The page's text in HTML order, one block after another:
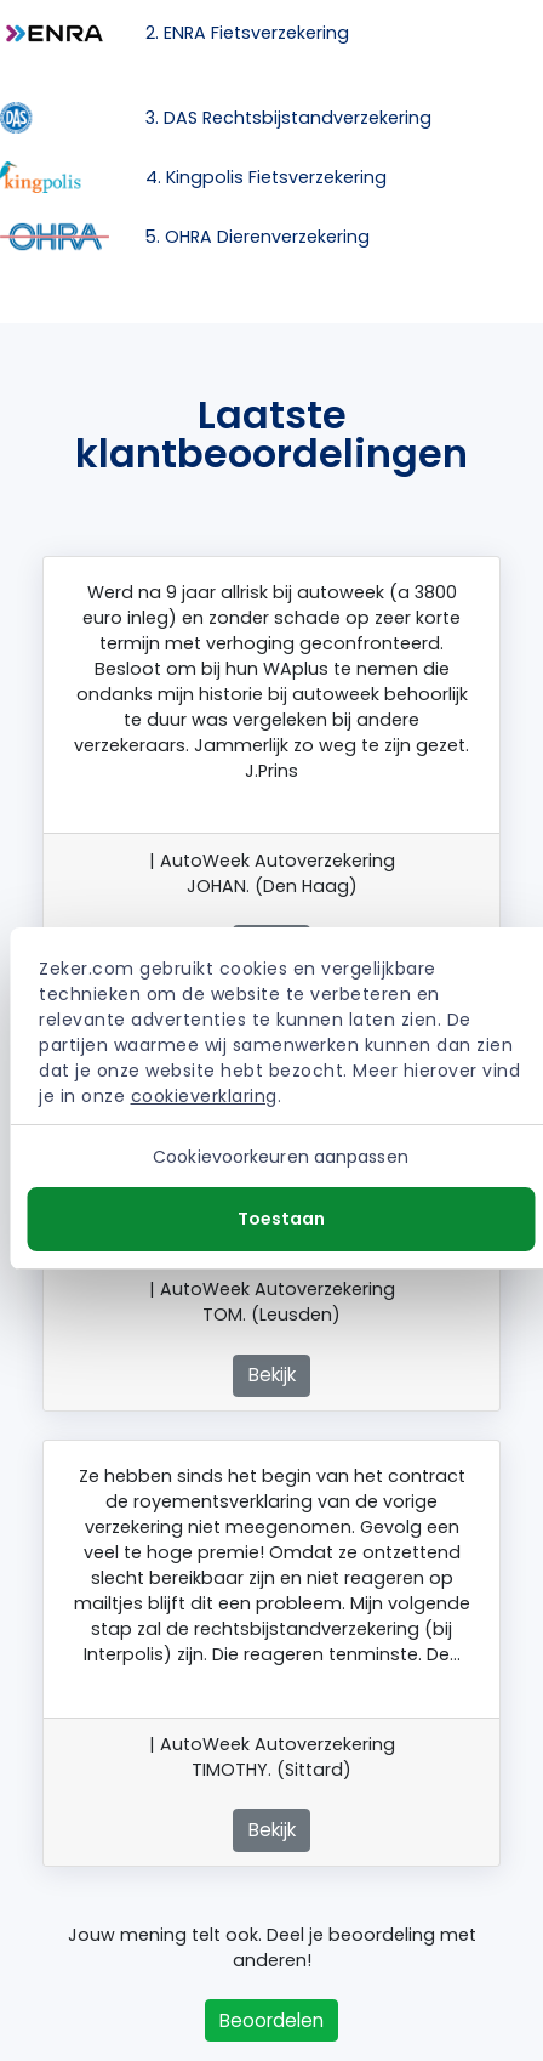
Zeker.com gebruikt cookies en vergelijkbare
technieken om de website te verbeteren en
relevante advertenties te kunnen laten zien. De
partijen waarmee wij samenwerken kunnen dan zien
dat je onze website hebt bezocht. Meer hierover vind
je in onze cookieverklaring.
Cookievoorkeuren aanpassen
Toestaan
2. ENRA Fietsverzekering
3. DAS Rechtsbijstandverzekering
4. Kingpolis Fietsverzekering
5. OHRA Dierenverzekering
Laatste
klantbeoordelingen
Werd na 9 jaar allrisk bij autoweek (a 3800
euro inleg) en zonder schade op zeer korte
termijn met verhoging geconfronteerd.
Besloot om bij hun WAplus te nemen die
ondanks mijn historie bij autoweek behoorlijk
te duur was vergeleken bij andere
verzekeraars. Jammerlijk zo weg te zijn gezet.
J.Prins
| AutoWeek Autoverzekering
JOHAN. (Den Haag)
Ontving zomaar, na de initiële dekking een
mail met het bericht dat de verzekering niet
accepteerd werd. Zonder enige toelichting. Ik
heb zelf moeten achterhalen wat de reden
was ( in dit geval een formaliteit maar
inmiddels had ik mijn buik vol en was de auto
| AutoWeek Autoverzekering
TOM. (Leusden)
Bekijk
Ze hebben sinds het begin van het contract
de royementsverklaring van de vorige
verzekering niet meegenomen. Gevolg een
veel te hoge premie! Omdat ze ontzettend
slecht bereikbaar zijn en niet reageren op
mailtjes blijft dit een probleem. Mijn volgende
stap zal de rechtsbijstandverzekering (bij
Interpolis) zijn. Die reageren tenminste. De…
| AutoWeek Autoverzekering
TIMOTHY. (Sittard)
Bekijk
Jouw mening telt ook. Deel je beoordeling met
anderen!
Beoordelen